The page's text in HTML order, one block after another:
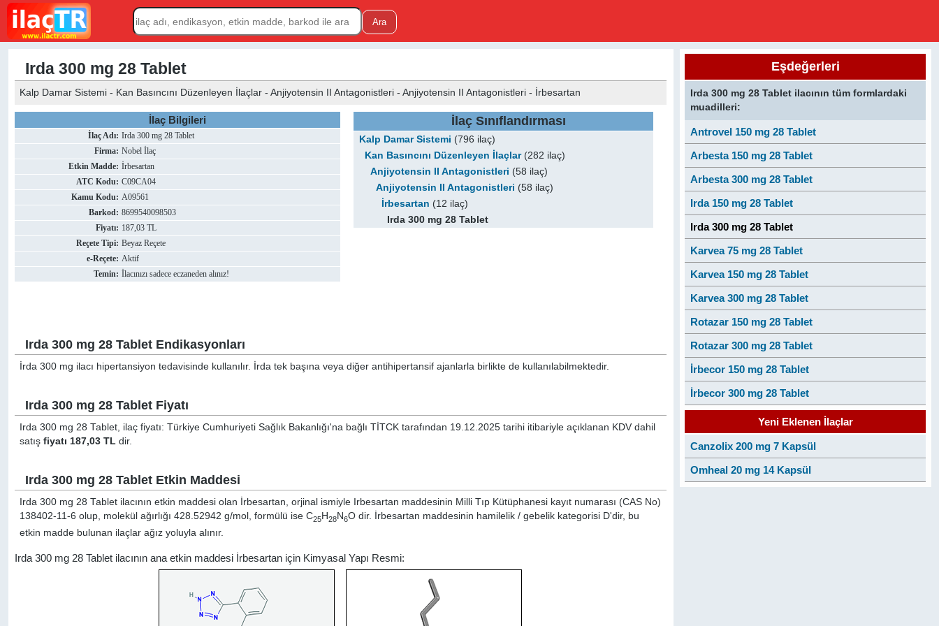
Irda 300 mg 28 Tablet
Kalp Damar Sistemi - Kan Basıncını Düzenleyen İlaçlar - Anjiyotensin II Antagonistleri - Anjiyotensin II Antagonistleri - İrbesartan
İlaç Bilgileri
İlaç Adı: Irda 300 mg 28 Tablet
Firma: Nobel İlaç
Etkin Madde: İrbesartan
ATC Kodu: C09CA04
Kamu Kodu: A09561
Barkod: 8699540098503
Fiyatı: 187,03 TL
Reçete Tipi: Beyaz Reçete
e-Reçete: Aktif
Temin: İlacınızı sadece eczaneden alınız!
İlaç Sınıflandırması
Kalp Damar Sistemi (796 ilaç)
Kan Basıncını Düzenleyen İlaçlar(282 ilaç)
Anjiyotensin II Antagonistleri (58 ilaç)
Anjiyotensin II Antagonistleri (58 ilaç)
İrbesartan (12 ilaç)
Irda 300 mg 28 Tablet
Irda 300 mg 28 Tablet Endikasyonları
İrda 300 mg ilacı hipertansiyon tedavisinde kullanılır. İrda tek başına veya diğer antihipertansif ajanlarla birlikte de kullanılabilmektedir.
Irda 300 mg 28 Tablet Fiyatı
Irda 300 mg 28 Tablet, ilaç fiyatı: Türkiye Cumhuriyeti Sağlık Bakanlığı'na bağlı TİTCK tarafından 19.12.2025 tarihi itibariyle açıklanan KDV dahil
satışfiyatı 187,03 TL dir.
Irda 300 mg 28 Tablet Etkin Maddesi
Irda 300 mg 28 Tablet ilacının etkin maddesi olan İrbesartan, orjinal ismiyle Irbesartan maddesinin Milli Tıp Kütüphanesi kayıt numarası (CAS No)
138402-11-6 olup, molekül ağırlığı 428.52942 g/mol, formülü ise C25H28N6O dir. İrbesartan maddesinin hamilelik / gebelik kategorisi D'dir, bu
etkin madde bulunan ilaçlar ağız yoluyla alınır.
Irda 300 mg 28 Tablet ilacının ana etkin maddesi İrbesartan için Kimyasal Yapı Resmi:
Eşdeğerleri
Irda 300 mg 28 Tablet ilacının tüm formlardaki
muadilleri:
Antrovel 150 mg 28 Tablet
Arbesta 150 mg 28 Tablet
Arbesta 300 mg 28 Tablet
Irda 150 mg 28 Tablet
Irda 300 mg 28 Tablet
Karvea 75 mg 28 Tablet
Karvea 150 mg 28 Tablet
Karvea 300 mg 28 Tablet
Rotazar 150 mg 28 Tablet
Rotazar 300 mg 28 Tablet
İrbecor 150 mg 28 Tablet
İrbecor 300 mg 28 Tablet
Yeni Eklenen İlaçlar
Canzolix 200 mg 7 Kapsül
Omheal 20 mg 14 Kapsül